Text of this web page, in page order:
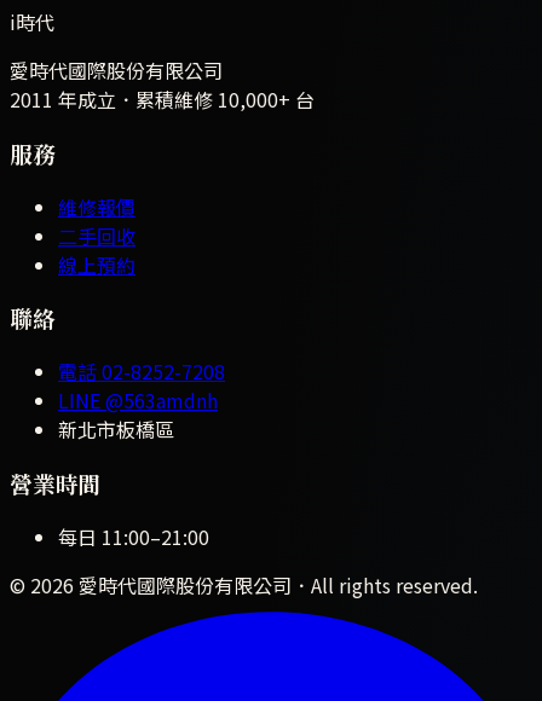
i時代
愛時代國際股份有限公司
2011 年成立．累積維修 10,000+ 台
服務
維修報價
二手回收
線上預約
聯絡
電話02-8252-7208
LINE@563amdnh
新北市板橋區
營業時間
每日 11:00–21:00
© 2026 愛時代國際股份有限公司 ．All rights reserved.